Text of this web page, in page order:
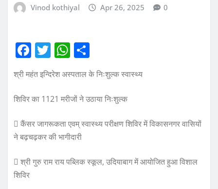
Vinod kothiyal Apr 26, 2025 0
F
a
c
e
o
o
k
T
w
it
te
W
at
s
p
p
h
a
re
श्री महंत इन्दिरेश अस्पताल के निःशुल्क स्वास्थ्य
शिविर का 1121 मरीजों ने उठाया निःशुल्क
 कैंसर जागरूकता एवम् स्वास्थ्य परीक्षण शिविर में विकासनगर वासियों
ने बढ़चढ़कर की भागीदारी
 श्री गुरु राम राय पब्लिक स्कूल, उदियाबाग में आयोजित हुआ विशाल
शिविर